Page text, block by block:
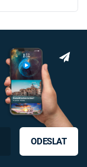
ODESLAT